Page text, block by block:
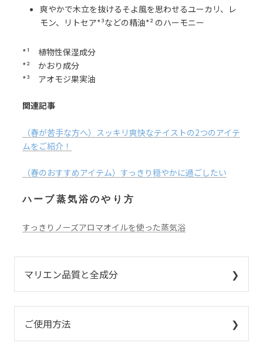
爽やかで木立を抜けるそよ風を思わせるユーカリ、レ
モン、リトセア*³などの精油*² のハーモニー
*¹ 植物性保湿成分
*² かおり成分
*³ アオモジ果実油
関連記事
（春が苦手な方へ）スッキリ爽快なテイストの2つのアイテ
ムをご紹介！
（春のおすすめアイテム）すっきり穏やかに過ごしたい
ハーブ蒸気浴のやり方
すっきりノーズアロマオイルを使った蒸気浴
マリエン品質と全成分
ご使用方法